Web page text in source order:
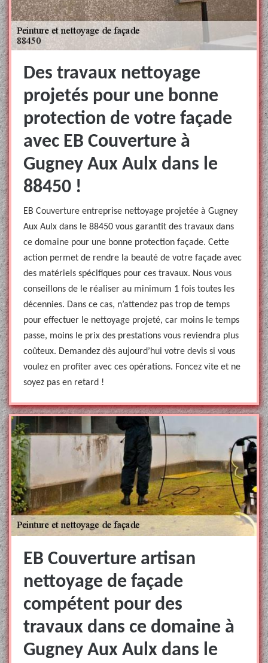
Des travaux nettoyage
projetés pour une bonne
protection de votre façade
avec EB Couverture à
Gugney Aux Aulx dans le
88450 !
EB Couverture entreprise nettoyage projetée à Gugney
Aux Aulx dans le 88450 vous garantit des travaux dans
ce domaine pour une bonne protection façade. Cette
action permet de rendre la beauté de votre façade avec
des matériels spécifiques pour ces travaux. Nous vous
conseillons de le réaliser au minimum 1 fois toutes les
décennies. Dans ce cas, n’attendez pas trop de temps
pour effectuer le nettoyage projeté, car moins le temps
passe, moins le prix des prestations vous reviendra plus
coûteux. Demandez dès aujourd’hui votre devis si vous
voulez en profiter avec ces opérations. Foncez vite et ne
soyez pas en retard !
EB Couverture artisan
nettoyage de façade
compétent pour des
travaux dans ce domaine à
Gugney Aux Aulx dans le